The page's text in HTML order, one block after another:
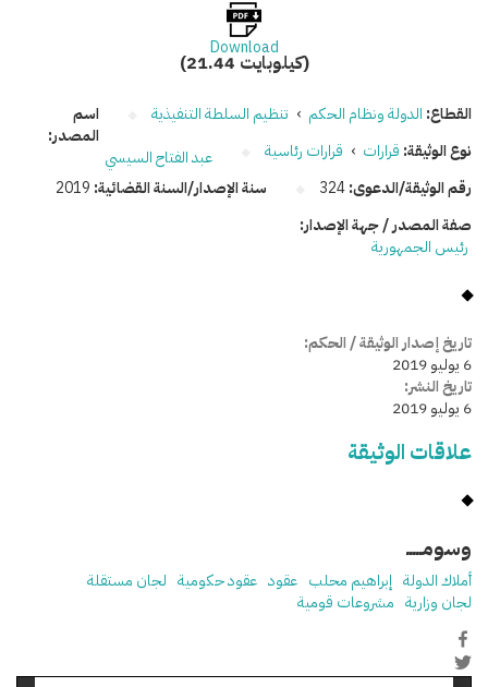
Download
(21.44 كيلوبايت)
القطاع: الدولة ونظام الحكم › تنظيم السلطة التنفيذية
نوع الوثيقة: قرارات › قرارات رئاسية
رقم الوثيقة/الدعوى:324 سنة الإصدار/السنة القضائية: 2019
اسم
المصدر:
عبد الفتاح السيسي
صفة المصدر / جهة الإصدار:
رئيس الجمهورية
تاريخ إصدار الوثيقة / الحكم:
6 يوليو 2019
تاريخ النشر:
6 يوليو 2019
علاقات الوثيقة
وسومـــــ
أملاك الدولة إبراهيم محلب عقود عقود حكومية لجان مستقلة
لجان وزارية مشروعات قومية